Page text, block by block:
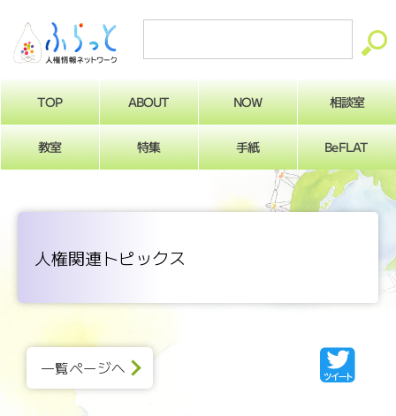
TOP ABOUT NOW 相談室
教室 特集 手紙 BeFLAT
人権関連トピックス
一覧ページへ